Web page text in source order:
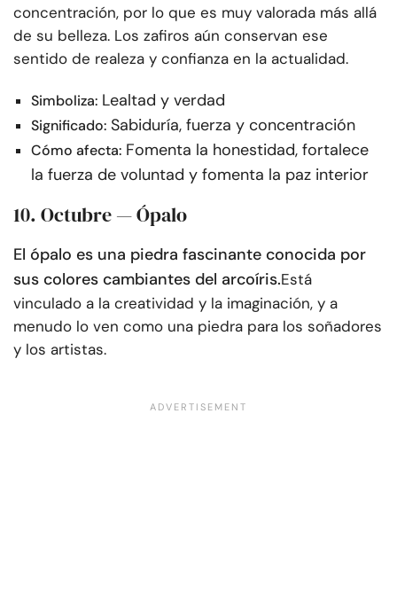
concentración, por lo que es muy valorada más allá
de su belleza. Los zafiros aún conservan ese
sentido de realeza y confianza en la actualidad.
Simboliza: Lealtad y verdad
Significado: Sabiduría, fuerza y concentración
Cómo afecta: Fomenta la honestidad, fortalece
la fuerza de voluntad y fomenta la paz interior
10. Octubre — Ópalo
El ópalo es una piedra fascinante conocida por
sus colores cambiantes del arcoíris.Está
vinculado a la creatividad y la imaginación, y a
menudo lo ven como una piedra para los soñadores
y los artistas.